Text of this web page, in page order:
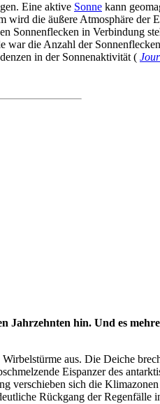
Eine aktive Sonne kann
wird die äußere Atmosphäre der
Sonnenflecken in Verbindung
die Anzahl der
in der Sonnenaktivität (
hin. Und es
aus. Die Deiche
Eispanzer des
verschieben sich die
Rückgang der Regenfälle